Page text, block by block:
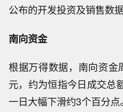
公布的开发投资及销售数
南向资金
根据万得数据，南向资金
元，约为恒指今日成交总
一日大幅下滑约3个百分点。